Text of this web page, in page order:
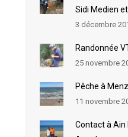
Sidi Medien
3 décembre
Randonnée
25 novembre
Pêche à
11 novembre
Contact à Ain